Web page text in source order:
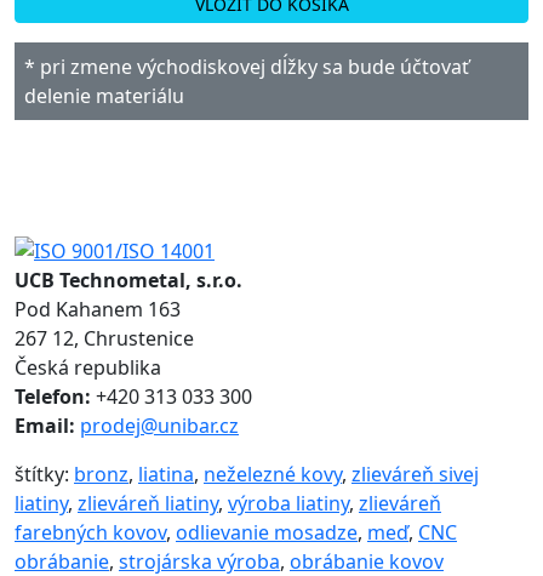
* pri zmene východiskovej dĺžky sa bude účtovať
delenie materiálu
UCB Technometal, s.r.o.
Pod Kahanem 163
267 12, Chrustenice
Česká republika
Telefon: +420 313 033 300
Email: prodej@unibar.cz
štítky: bronz, liatina, neželezné kovy, zlieváreň sivej
liatiny, zlieváreň liatiny, výroba liatiny, zlieváreň
farebných kovov, odlievanie mosadze, meď, CNC
obrábanie, strojárska výroba, obrábanie kovov